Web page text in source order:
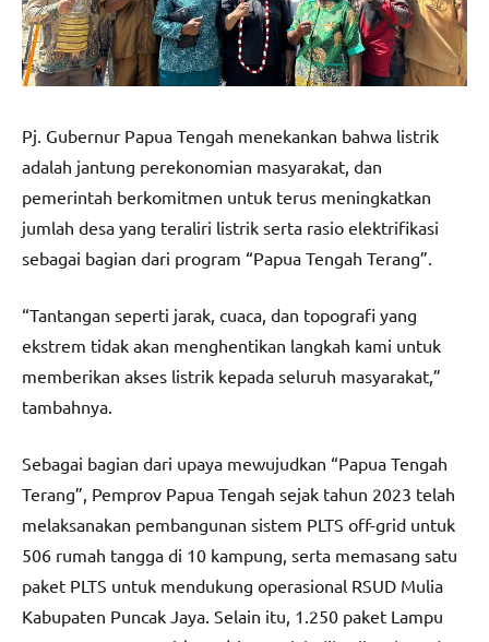
Pj. Gubernur Papua Tengah menekankan bahwa listrik
adalah jantung perekonomian masyarakat, dan
pemerintah berkomitmen untuk terus meningkatkan
jumlah desa yang teraliri listrik serta rasio elektrifikasi
sebagai bagian dari program “Papua Tengah Terang”.
“Tantangan seperti jarak, cuaca, dan topografi yang
ekstrem tidak akan menghentikan langkah kami untuk
memberikan akses listrik kepada seluruh masyarakat,”
tambahnya.
Sebagai bagian dari upaya mewujudkan “Papua Tengah
Terang”, Pemprov Papua Tengah sejak tahun 2023 telah
melaksanakan pembangunan sistem PLTS off-grid untuk
506 rumah tangga di 10 kampung, serta memasang satu
paket PLTS untuk mendukung operasional RSUD Mulia
Kabupaten Puncak Jaya. Selain itu, 1.250 paket Lampu